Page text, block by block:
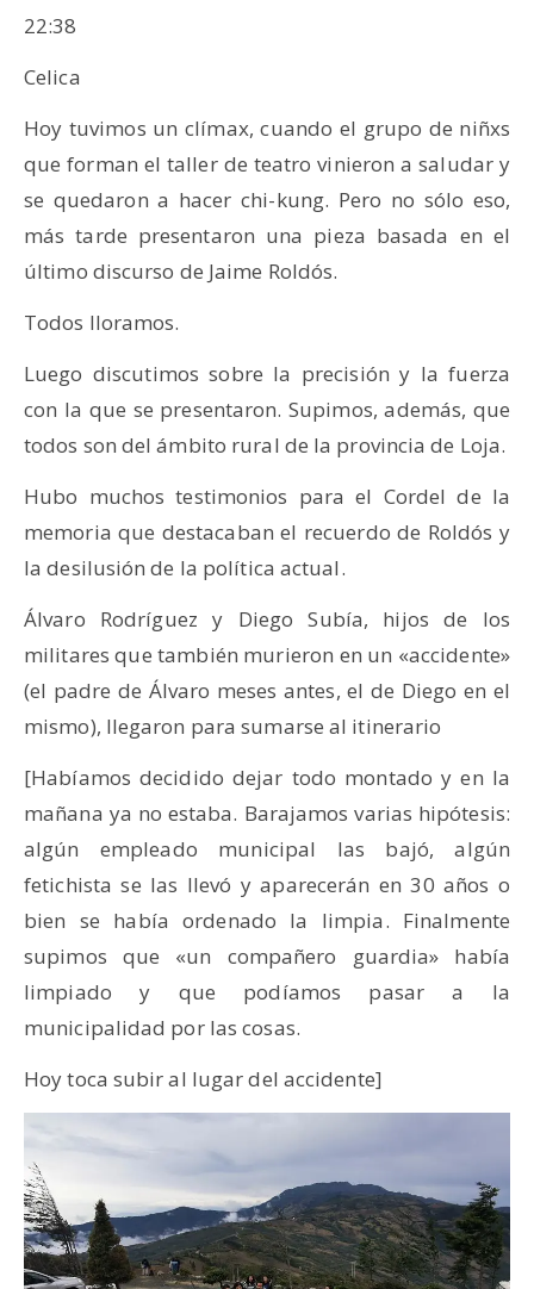
22:38
Celica
Hoy tuvimos un clímax, cuando el grupo de niñxs
que forman el taller de teatro vinieron a saludar y
se quedaron a hacer chi-kung. Pero no sólo eso,
más tarde presentaron una pieza basada en el
último discurso de Jaime Roldós.
Todos lloramos.
Luego discutimos sobre la precisión y la fuerza
con la que se presentaron. Supimos, además, que
todos son del ámbito rural de la provincia de Loja.
Hubo muchos testimonios para el Cordel de la
memoria que destacaban el recuerdo de Roldós y
la desilusión de la política actual.
Álvaro Rodríguez y Diego Subía, hijos de los
militares que también murieron en un «accidente»
(el padre de Álvaro meses antes, el de Diego en el
mismo), llegaron para sumarse al itinerario
[Habíamos decidido dejar todo montado y en la
mañana ya no estaba. Barajamos varias hipótesis:
algún empleado municipal las bajó, algún
fetichista se las llevó y aparecerán en 30 años o
bien se había ordenado la limpia. Finalmente
supimos que «un compañero guardia» había
limpiado y que podíamos pasar a la
municipalidad por las cosas.
Hoy toca subir al lugar del accidente]